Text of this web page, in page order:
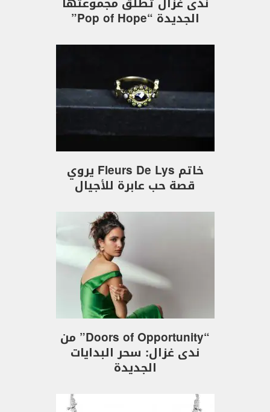
الجديدة “Pop of Hope”
خاتم Fleurs De Lys يروي
قصة حب عابرة للأجيال
“Doors of Opportunity” من
ندى غزال: سحر البدايات
الجديدة